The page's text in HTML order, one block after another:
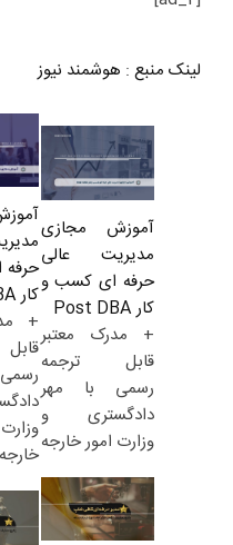
لینک منبع : هوشمند نیوز
آموزش مجازی
مدیریت عالی
حرفه ای کسب و
کار Post DBA
+ مدرک معتبر
قابل ترجمه
رسمی با مهر
دادگستری و
وزارت امور خارجه
کار DBA
+
خارجه